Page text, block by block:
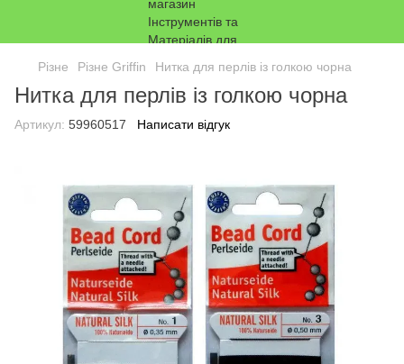
Різне Різне Griffin Нитка для перлів із голкою чорна
Нитка для перлів із голкою чорна
Артикул: 59960517 Написати відгук